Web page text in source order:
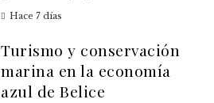
Hace 7 días
Turismo y conservación
marina en la economía
azul de Belice